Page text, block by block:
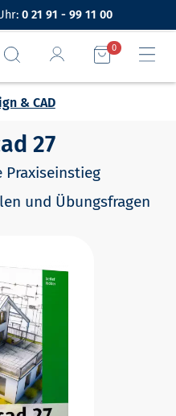
0 21 91 - 99 11 00
0
& CAD
27
Praxiseinstieg
und Übungsfragen